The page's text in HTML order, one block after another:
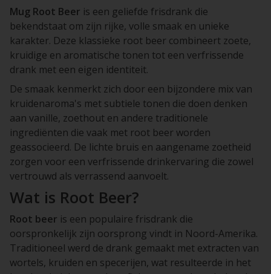
Mug Root Beer is een geliefde frisdrank die
bekendstaat om zijn rijke, volle smaak en unieke
karakter. Deze klassieke root beer combineert zoete,
kruidige en aromatische tonen tot een verfrissende
drank met een eigen identiteit.
De smaak kenmerkt zich door een bijzondere mix van
kruidenaroma's met subtiele tonen die doen denken
aan vanille, zoethout en andere traditionele
ingrediënten die vaak met root beer worden
geassocieerd. De lichte bruis en aangename zoetheid
zorgen voor een verfrissende drinkervaring die zowel
vertrouwd als verrassend aanvoelt.
Wat is Root Beer?
Root beer is een populaire frisdrank die
oorspronkelijk zijn oorsprong vindt in Noord-Amerika.
Traditioneel werd de drank gemaakt met extracten van
wortels, kruiden en specerijen, wat resulteerde in het